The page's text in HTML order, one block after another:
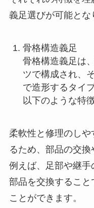
義足選びが可能とな
骨格構造義足
骨格構造義足は
ツで構成され、
で造形するタイ
以下のような特
柔軟性と修理のし
るため、部品の交換
例えば、足部や継
部品を交換するこ
ことができます。